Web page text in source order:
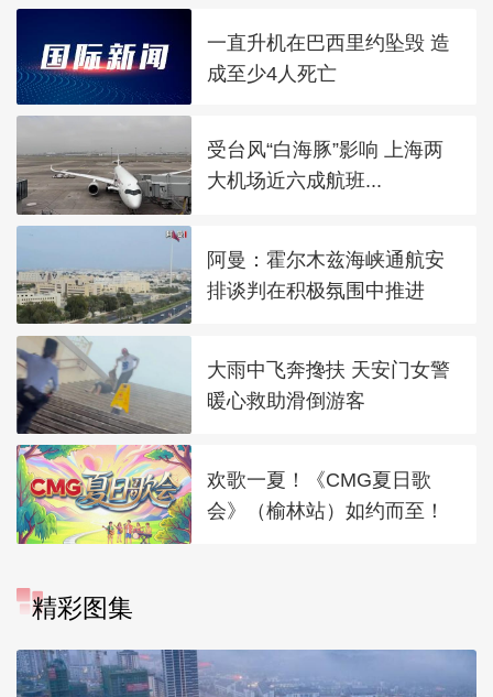
一直升机在巴西里约坠毁 造
成至少4人死亡
受台风“白海豚”影响 上海两
大机场近六成航班...
阿曼：霍尔木兹海峡通航安
排谈判在积极氛围中推进
大雨中飞奔搀扶 天安门女警
暖心救助滑倒游客
欢歌一夏！《CMG夏日歌
会》（榆林站）如约而至！
精彩图集